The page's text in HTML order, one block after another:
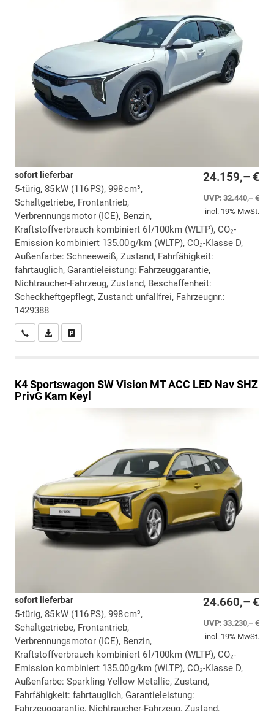
24.159,– €
UVP:32.440,– €
incl. 19% MwSt.
sofort lieferbar
5-türig, 85 kW (116 PS), 998 cm³,
Schaltgetriebe, Frontantrieb,
Verbrennungsmotor (ICE), Benzin,
Kraftstoffverbrauch kombiniert 6 l/100km (WLTP), CO₂-
Emission kombiniert 135.00 g/km (WLTP), CO₂-Klasse D,
Außenfarbe: Schneeweiß, Zustand, Fahrfähigkeit:
fahrtauglich, Garantieleistung: Fahrzeuggarantie,
Nichtraucher-Fahrzeug, Zustand, Beschaffenheit:
Scheckheftgepflegt, Zustand: unfallfrei, Fahrzeugnr.:
1429388
Wir rufen Sie anPDF-Datei, Fahrzeugexposé drucken
K4 SportswagonSW Vision MT ACC LED Nav SHZ
PrivG Kam Keyl
24.660,– €
UVP:33.230,– €
incl. 19% MwSt.
sofort lieferbar
5-türig, 85 kW (116 PS), 998 cm³,
Schaltgetriebe, Frontantrieb,
Verbrennungsmotor (ICE), Benzin,
Kraftstoffverbrauch kombiniert 6 l/100km (WLTP), CO₂-
Emission kombiniert 135.00 g/km (WLTP), CO₂-Klasse D,
Außenfarbe: Sparkling Yellow Metallic, Zustand,
Fahrfähigkeit: fahrtauglich, Garantieleistung:
Fahrzeuggarantie, Nichtraucher-Fahrzeug, Zustand,